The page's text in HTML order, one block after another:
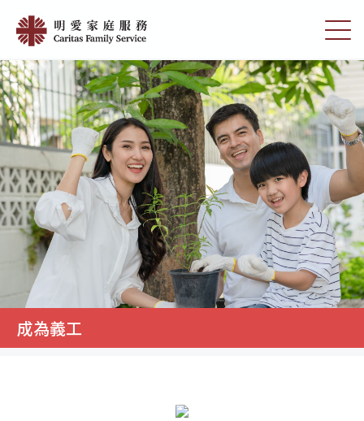
main
content
切
換
選
單
成
義
工
|
明
愛
家
庭
服
務
成為義工